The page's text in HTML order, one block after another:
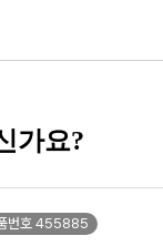
가요?
번호 455885